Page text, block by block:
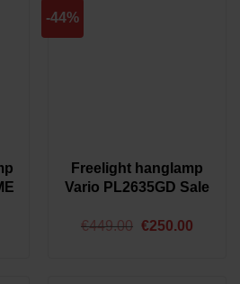
-44%
Freelight hanglamp
Vario PL2635GD Sale
€449.00 Oorspronkelijke
€250.00